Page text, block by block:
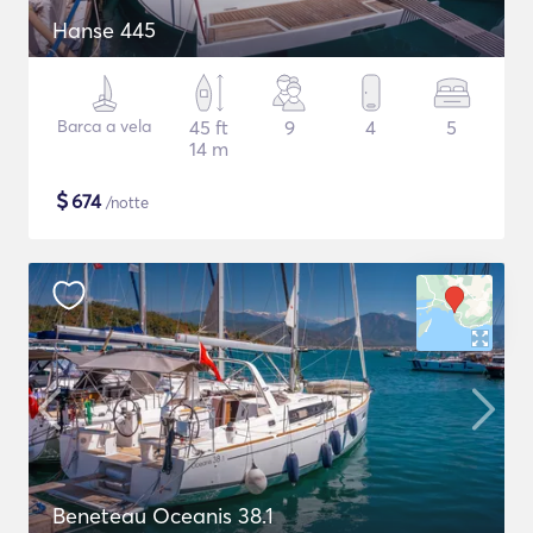
Hanse 445
Barca a vela
45 ft
14 m
9 4 5
$674/notte
Beneteau Oceanis 38.1